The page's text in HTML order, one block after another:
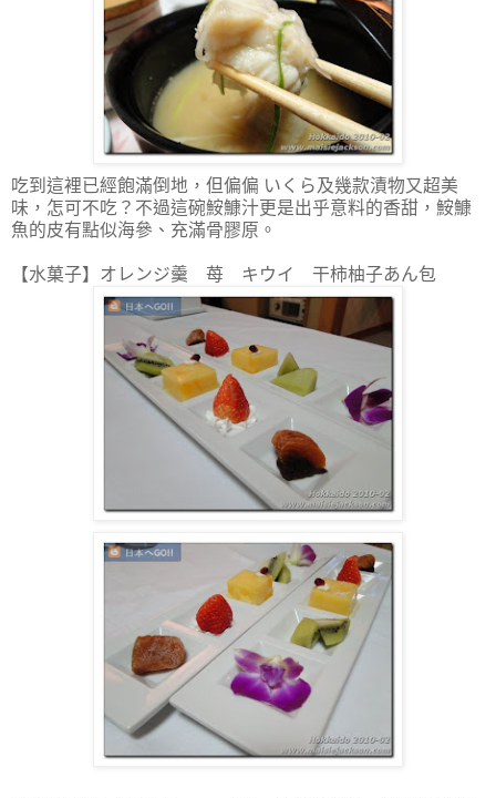
吃到這裡已經飽滿倒地，但偏偏 いくら及幾款漬物又超美
味，怎可不吃？不過這碗鮟鱇汁更是出乎意料的香甜，鮟鱇
魚的皮有點似海參、充滿骨膠原。
【水菓子】オレンジ羹 苺 キウイ 干柿柚子あん包